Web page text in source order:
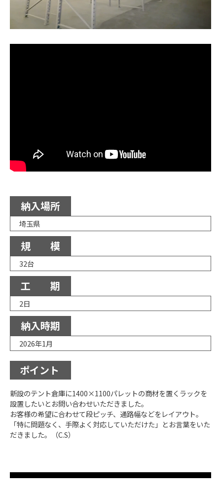
納入場所
埼玉県
規 模
32台
工 期
2日
納入時期
2026年1月
ポイント
新設のテント倉庫に1400×1100パレットの商材を置くラックを
設置したいとお問い合わせいただきました。
お客様の希望に合わせて段ピッチ、通路幅などをレイアウト。
「特に問題なく、手際よく対応していただけた」とお言葉をいた
だきました。（C.S）